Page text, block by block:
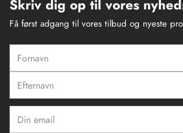
Skriv dig op til vores
Få først adgang til vores tilbud og nyeste
email